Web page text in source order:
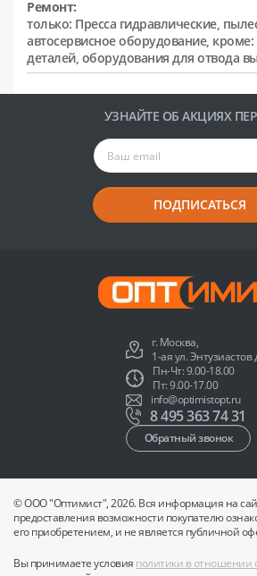
Ремонт:
только: Пресса гидравлические,
автосервисное оборудование,
деталей, оборудования для отвода
УЗНАЙТЕ ОБ АКЦИЯХ
ПОДПИСАТЬСЯ
г. Москва,
1-ая ул. Энтузиастов
Пн-Чт: 9.00-18.00
Пт: 9.00-17.00
info@optimistopt.ru
8 495 363 74 31
Обратный звонок
© ООО "Оптимист", 2026. Вся информация на
предоставления возможности покупателю
его приобретением, и не является публичной
Вы принимаете условия политики в отношении